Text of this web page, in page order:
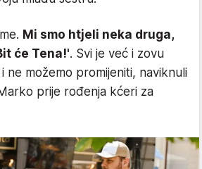
Mi smo htjeli neka druga,
će Tena!'. Svi je već i zovu
ne možemo promijeniti, naviknuli
prije rođenja kćeri za